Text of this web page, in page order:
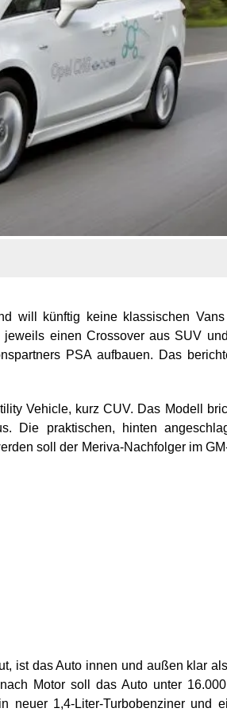
will künftig keine klassischen Vans
einen Crossover aus SUV
PSA aufbauen. Das
Vehicle, kurz CUV. Das Modell
Die praktischen, hinten
soll der Meriva-Nachfolger im
ist das Auto innen und außen klar
Motor soll das Auto unter
neuer 1,4-Liter-Turbobenziner und